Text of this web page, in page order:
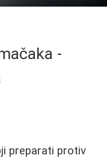
-
preparati protiv